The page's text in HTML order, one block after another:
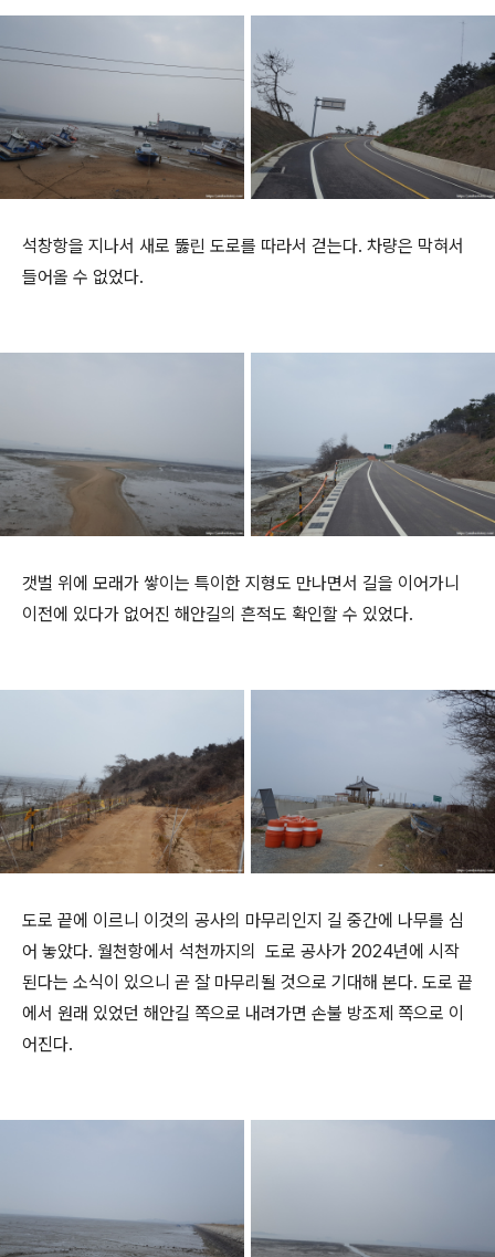
석창항을 지나서 새로 뚫린 도로를 따라서 걷는다. 차량은 막혀서
들어올 수 없었다.
갯벌 위에 모래가 쌓이는 특이한 지형도 만나면서 길을 이어가니
이전에 있다가 없어진 해안길의 흔적도 확인할 수 있었다.
도로 끝에 이르니 이것의 공사의 마무리인지 길 중간에 나무를 심
어 놓았다. 월천항에서 석천까지의 도로 공사가 2024년에 시작
된다는 소식이 있으니 곧 잘 마무리될 것으로 기대해 본다. 도로 끝
에서 원래 있었던 해안길 쪽으로 내려가면 손불 방조제 쪽으로 이
어진다.